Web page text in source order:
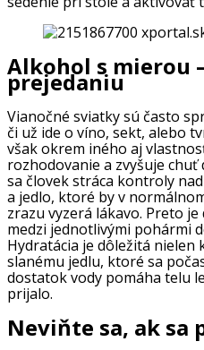
Alkohol s mierou
prejedaniu
Vianočné sviatky sú často
či už ide o víno, sekt, alebo
však okrem iného aj
rozhodovanie a zvyšuje
sa človek stráca kontroly
a jedlo, ktoré by v
zrazu vyzerá lákavo. Preto
medzi jednotlivými pohármi
Hydratácia je dôležitá nielen
slanému jedlu, ktoré sa
dostatok vody pomáha telu
prijalo.
Neviňte sa, ak sa